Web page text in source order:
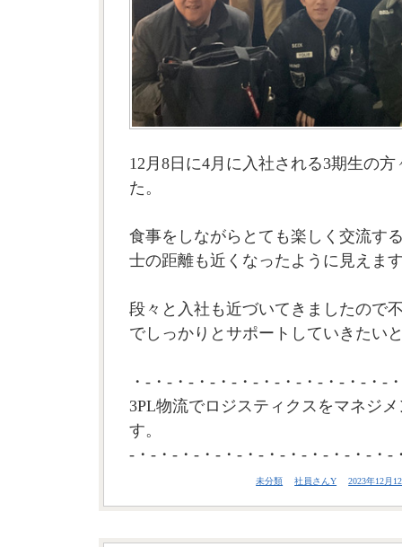
12月8日に4月に入社される3期生の
た。
食事をしながらとても楽しく交流す
士の距離も近くなったように見えま
段々と入社も近づいてきましたので
でしっかりとサポートしていきたい
・-・-・-・-・-・-・-・-・-・-・-・-
3PL物流でロジスティクスをマネジ
す。
-・-・-・-・-・-・-・-・-・-・-・-・-
未分類 社員さんY 2023年12月